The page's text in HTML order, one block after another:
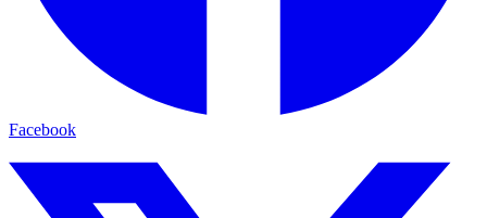
Facebook